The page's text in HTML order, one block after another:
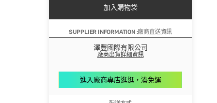
加入購物袋
SUPPLIER INFORMATION :廠商直送資訊
澤豐國際有限公司
廠商出貨詳細資訊
進入廠商專店逛逛，湊免運